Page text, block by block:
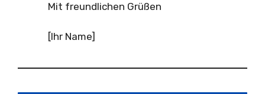
Mit freundlichen Grüßen
[Ihr Name]